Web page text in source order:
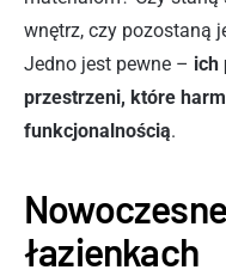
wnętrz, czy pozostaną
Jedno jest pewne – ich
przestrzeni, które
funkcjonalnością.
łazienkach